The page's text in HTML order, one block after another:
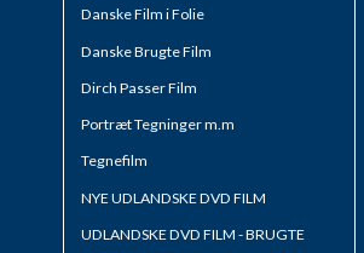
Danske Film i Folie
Danske Brugte Film
Dirch Passer Film
Portræt Tegninger m.m
Tegnefilm
NYE UDLANDSKE DVD FILM
UDLANDSKE DVD FILM - BRUGTE